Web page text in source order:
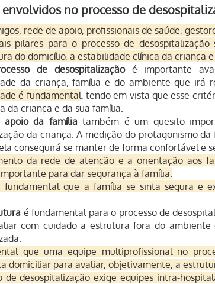
no processo de
rede de apoio, profissionais de saúde,
pilares para o processo de
do domicílio, a estabilidade clínica da criança
de desospitalizaçãoé importante
da criança, família e do ambiente que irá
é fundamental, tendo em vista que esse
da criança e da sua família.
apoio da família também é um quesito
da criança. A medição do protagonismo
conseguirá se manter de forma confortável e
da rede de atenção e a orientação aos
para dar segurança à família.
fundamental que a família se sinta segura e
é fundamental para o processo de
com cuidado a estrutura fora do
que uma equipe multiprofissional no
domiciliar para avaliar, objetivamente, a
de desospitalização exige equipes intra-